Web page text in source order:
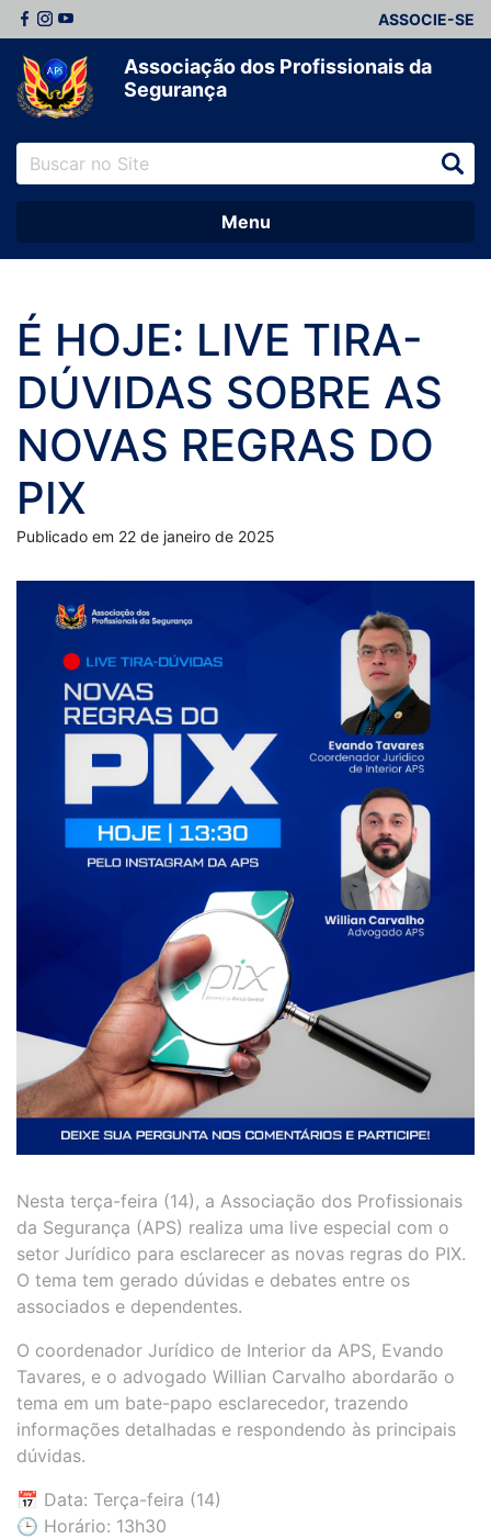
ASSOCIE-SE
Associação dos Profissionais da
Segurança
Menu
É HOJE: LIVE TIRA-
DÚVIDAS SOBRE AS
NOVAS REGRAS DO
PIX
Publicado em 22 de janeiro de 2025
Nesta terça-feira (14), a Associação dos Profissionais
da Segurança (APS) realiza uma live especial com o
setor Jurídico para esclarecer as novas regras do PIX.
O tema tem gerado dúvidas e debates entre os
associados e dependentes.
O coordenador Jurídico de Interior da APS, Evando
Tavares, e o advogado Willian Carvalho abordarão o
tema em um bate-papo esclarecedor, trazendo
informações detalhadas e respondendo às principais
dúvidas.
📅 Data: Terça-feira (14)
🕒 Horário: 13h30